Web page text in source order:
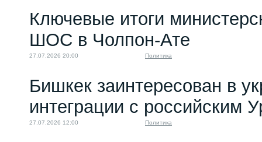
Ключевые итоги
ШОС в Чолпон-Ате
27.07.2026 20:00 Политика
Бишкек заинтересован в
интеграции с российским
27.07.2026 12:00 Политика